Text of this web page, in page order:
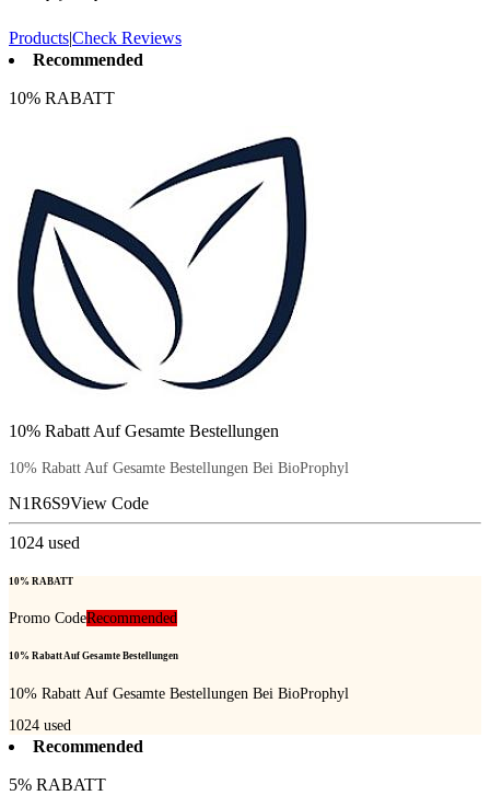
Products|Check Reviews
Recommended
10% RABATT
10% Rabatt Auf Gesamte Bestellungen
10% Rabatt Auf Gesamte Bestellungen Bei BioProphyl
N1R6S9View Code
1024 used
10% RABATT
Promo CodeRecommended
10% Rabatt Auf Gesamte Bestellungen
10% Rabatt Auf Gesamte Bestellungen Bei BioProphyl
1024 used
Recommended
5% RABATT